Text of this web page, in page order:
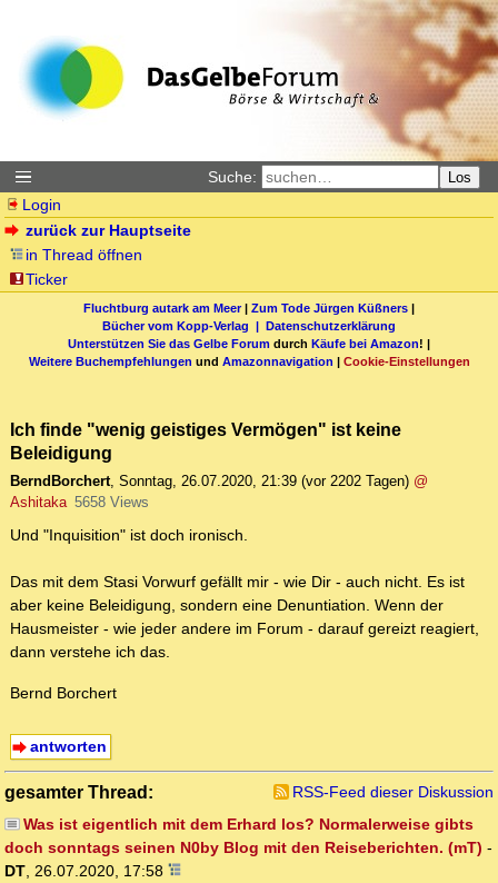
Suche: Los
Login
zurück zur Hauptseite
in Thread öffnen
Ticker
Fluchtburg autark am Meer| Zum Tode Jürgen Küßners |
Bücher vom Kopp-Verlag | Datenschutzerklärung
Unterstützen Sie das Gelbe Forum durch Käufe bei Amazon! |
Weitere Buchempfehlungen und Amazonnavigation | Cookie-Einstellungen
Ich finde "wenig geistiges Vermögen" ist keine
Beleidigung
BerndBorchert, Sonntag, 26.07.2020, 21:39 (vor 2202 Tagen) @
Ashitaka 5658 Views
Und "Inquisition" ist doch ironisch.
Das mit dem Stasi Vorwurf gefällt mir - wie Dir - auch nicht. Es ist
aber keine Beleidigung, sondern eine Denuntiation. Wenn der
Hausmeister - wie jeder andere im Forum - darauf gereizt reagiert,
dann verstehe ich das.
Bernd Borchert
antworten
gesamter Thread:
RSS-Feed dieser Diskussion
Was ist eigentlich mit dem Erhard los? Normalerweise gibts
doch sonntags seinen N0by Blog mit den Reiseberichten. (mT) -
DT, 26.07.2020, 17:58